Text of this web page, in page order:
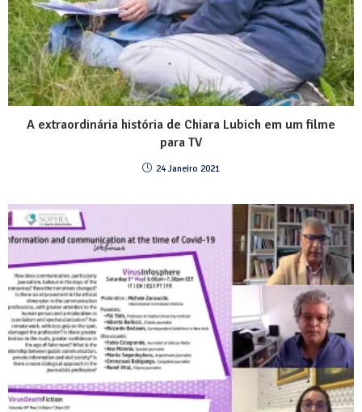
A extraordinária história de Chiara Lubich em um filme
para TV
24 Janeiro 2021